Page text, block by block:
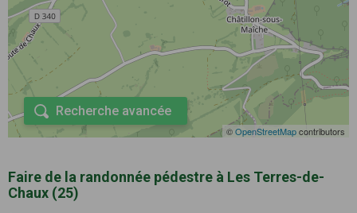
©OpenStreetMapcontributors
Recherche avancée
Faire de la randonnée pédestre à Les Terres-de-
Chaux (25)